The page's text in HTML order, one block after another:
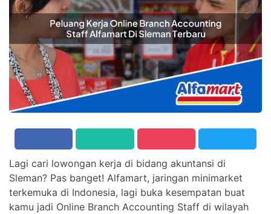
Lagi cari lowongan kerja di bidang akuntansi di
Sleman? Pas banget! Alfamart, jaringan minimarket
terkemuka di Indonesia, lagi buka kesempatan buat
kamu jadi Online Branch Accounting Staff di wilayah